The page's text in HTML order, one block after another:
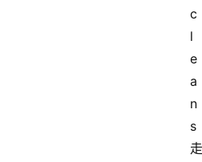
c
l
e
a
n
s
走